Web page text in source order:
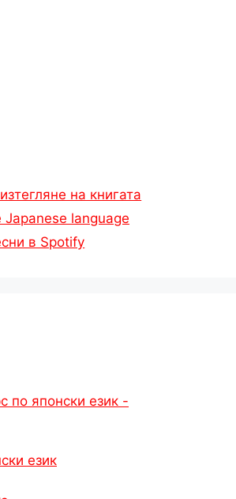
на книгата
Japanese language
в Spotify
по японски език -
език